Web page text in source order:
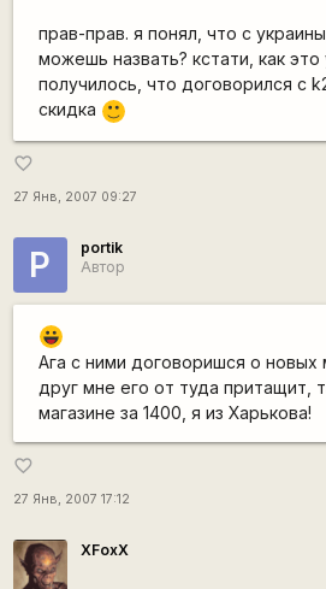
прав-прав. я понял, что с
можешь назвать? кстати, как это
получилось, что договорился с
скидка
:)
favorite_border
27 Янв, 2007 09:27
P
portik
Автор
|-))
Ага с ними договоришся о новых
друг мне его от туда притащит,
магазине за 1400, я из Харькова!
favorite_border
27 Янв, 2007 17:12
XFoxX